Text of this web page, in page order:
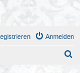
Anmelden